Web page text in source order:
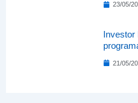
23/05/
Investor
21/05/